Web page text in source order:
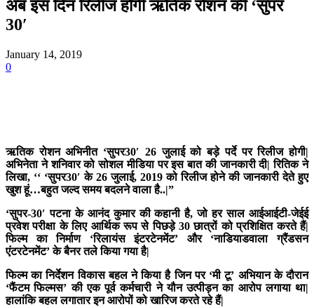
अब इस दिन रिलीज होगी ऋतिक रोशन की ‘सुपर
30′
January 14, 2019
0
ऋतिक रोशन अभिनीत ‘सुपर30′ 26 जुलाई को बड़े पर्दे पर रिलीज होगी|
अभिनेता ने शनिवार को सोशल मीडिया पर इस बात की जानकारी दी| रितिक ने
लिखा, ‘‘ ‘सुपर30′ के 26 जुलाई, 2019 को रिलीज होने की जानकारी देते हुए
खुश हूं…बहुत जल्द समय बदलने वाला है..|”
‘सुपर-30′ पटना के आनंद कुमार की कहानी है, जो हर साल आईआईटी-जेईई
प्रवेश परीक्षा के लिए आर्थिक रूप से पिछड़े 30 छात्रों को प्रशिक्षित करते हैं|
फिल्म का निर्माण ‘रिलायंस इंटरटेनमेंट’ और ‘नाडियाडवाला ग्रैंडसन
एंटरटेनमेंट’ के बैनर तले किया गया है|
फिल्म का निर्देशन विकास बहल ने किया है जिन पर ‘मी टू’ अभियान के दौरान
‘फैंटम फिल्मस’ की एक पूर्व कर्मचारी ने यौन उत्पीड़न का आरोप लगाया था|
हालांकि बहल लगातार इन आरोपों को खारिज करते रहे हैं|